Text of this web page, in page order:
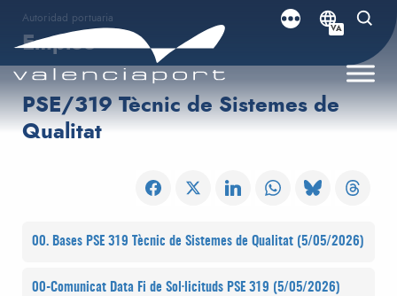
VA
Autoridad portuaria
Empleo
PSE/319 Tècnic de Sistemes de
Qualitat
00. Bases PSE 319 Tècnic de Sistemes de Qualitat (5/05/2026)
00-Comunicat Data Fi de Sol·licituds PSE 319 (5/05/2026)